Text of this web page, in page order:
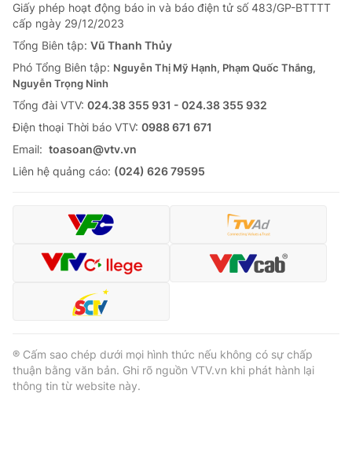
Giấy phép hoạt động báo in và báo điện tử số 483/GP-BTTTT
cấp ngày 29/12/2023
Tổng Biên tập: Vũ Thanh Thủy
Phó Tổng Biên tập: Nguyễn Thị Mỹ Hạnh, Phạm Quốc Thắng,
Nguyễn Trọng Ninh
Tổng đài VTV: 024.38 355 931 - 024.38 355 932
Ðiện thoại Thời báo VTV: 0988 671 671
Email: toasoan@vtv.vn
Liên hệ quảng cáo: (024) 626 79595
® Cấm sao chép dưới mọi hình thức nếu không có sự chấp
thuận bằng văn bản. Ghi rõ nguồn VTV.vn khi phát hành lại
thông tin từ website này.